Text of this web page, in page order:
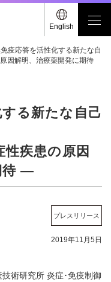
English
疫応答を活性化する新たな自
因解明、治療薬開発に期待
る新たな自己
疾患の原因
待 —
プレスリリース
2019年11月5日
技術研究所 炎症･免疫制御